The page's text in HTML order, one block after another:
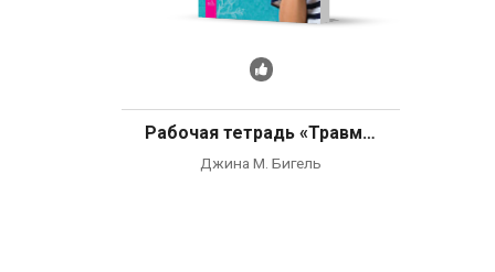
Рекомендуем
Рабочая тетрадь «Травмы и невзгоды» для подростков: навыки для преодоления и восстановления после длительного стресса
Джина М. Бигель